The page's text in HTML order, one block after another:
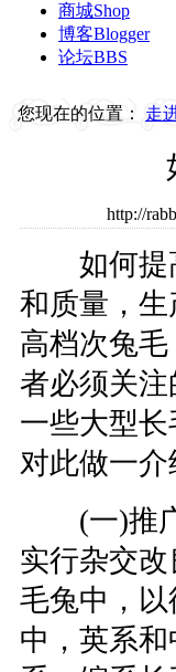
商城Shop
博客Blogger
论坛BBS
您现在的位置： 走
http://
如何提
和质量，
高档次兔
者必须关
一些大型
对此做一介
(一)推广
实行杂交
毛兔中，
中，英系